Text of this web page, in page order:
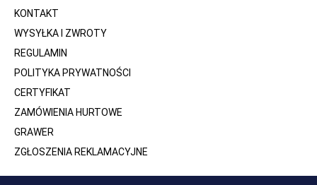
KONTAKT
WYSYŁKA I ZWROTY
REGULAMIN
POLITYKA PRYWATNOŚCI
CERTYFIKAT
ZAMÓWIENIA HURTOWE
GRAWER
ZGŁOSZENIA REKLAMACYJNE